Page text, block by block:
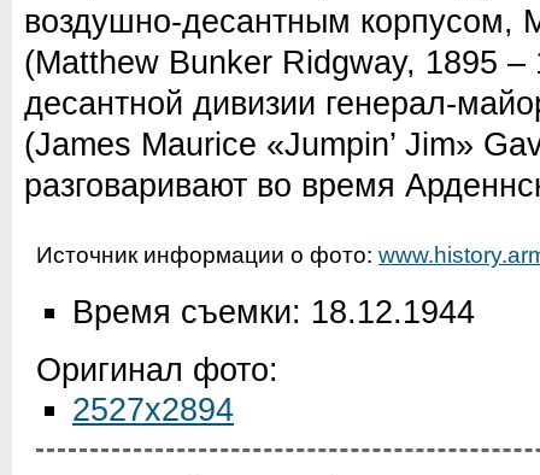
воздушно-десантным корпусом,
(Matthew Bunker Ridgway, 1895
десантной дивизии генерал-
(James Maurice «Jumpin’ Jim»
разговаривают во время
Источник информации о фото:
Время съемки: 18.12.1944
Оригинал фото:
2527x2894